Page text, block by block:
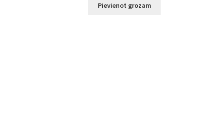
Pievienot grozam